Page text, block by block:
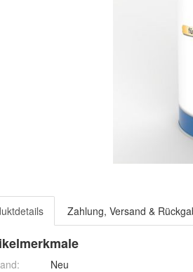
Zahlung, Versand &
Neu